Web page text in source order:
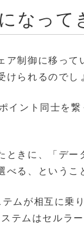
なって
制御に移っ
られるのでし
イント同士を
きに、「デ
る、というこ
ムが相互に乗
テムはセルラ